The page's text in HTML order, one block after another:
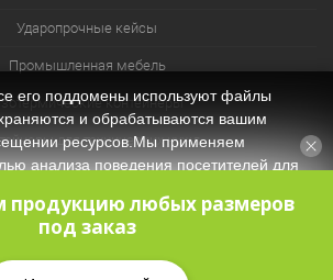
Ударопрочные кейсы
Промышленная мебель
контейнеры
для технических нужд
его поддомены используют файлы
и обрабатываются вашим
ресурсов.Мы применяем
анализа поведения посетителей для
сайта. Оставаясь на нашем сайте, вы
защиты и обработки
и даёте своё согласие на обработку
продукцию любых размеров
под заказ